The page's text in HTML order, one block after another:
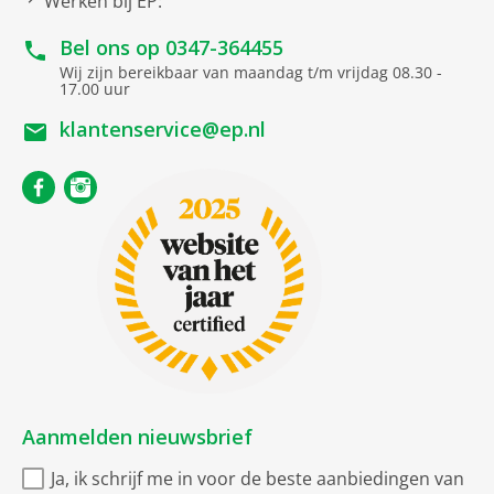
10
Netto afmetingen
netto breedte
netto hoogte
81.5 cm
netto gewicht
38.5 kg
netto diepte
56 cm
Programma’s en opties
Bel ons op 0347-364455
Wij zijn bereikbaar van maandag t/m vrijdag 08.30 -
17.00 uur
klantenservice@ep.nl
Aanmelden nieuwsbrief
Ja, ik schrijf me in voor de beste aanbiedingen van